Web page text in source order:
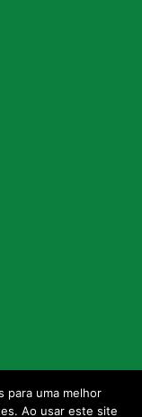
para uma melhor
Ao usar este site